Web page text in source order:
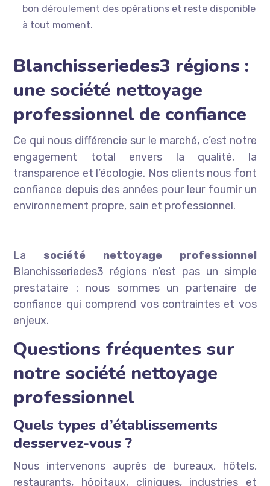
bon déroulement des opérations et reste disponible
à tout moment.
Blanchisseriedes3 régions :
une société nettoyage
professionnel de confiance
Ce qui nous différencie sur le marché, c’est notre
engagement total envers la qualité, la
transparence et l’écologie. Nos clients nous font
confiance depuis des années pour leur fournir un
environnement propre, sain et professionnel.
La société nettoyage professionnel
Blanchisseriedes3 régions n’est pas un simple
prestataire : nous sommes un partenaire de
confiance qui comprend vos contraintes et vos
enjeux.
Questions fréquentes sur
notre société nettoyage
professionnel
Quels types d’établissements
desservez-vous ?
Nous intervenons auprès de bureaux, hôtels,
restaurants, hôpitaux, cliniques, industries et